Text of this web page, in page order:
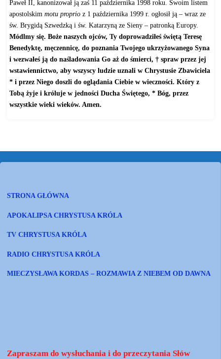
Paweł II, kanonizował ją zaś 11 października 1998 roku. Swoim listem
apostolskim motu proprioz 1 października 1999 r. ogłosił ją – wraz ze
św. Brygidą Szwedzką i św. Katarzyną ze Sieny – patronką Europy.
Módlmy się. Boże naszych ojców, Ty doprowadziłeś świętą Teresę
Benedyktę, męczennicę, do poznania Twojego ukrzyżowanego Syna
i wezwałeś ją do naśladowania Go aż do śmierci, † spraw przez jej
wstawiennictwo, aby wszyscy ludzie uznali w Chrystusie Zbawiciela
* i przez Niego doszli do oglądania Ciebie w wieczności. Który z
Tobą żyje i króluje w jedności Ducha Świętego, * Bóg, przez
wszystkie wieki wieków. Amen.
STRONA GŁÓWNA
APOKALIPSA CHRYSTUSA KRÓLA
TV CHRYSTUSA KRÓLA
RADIO CHRYSTUSA KRÓLA
MIECZYSŁAWA KORDAS – ROZMAWIA Z NIEBEM OD DAWNA
Zapraszam do wysłuchania i do przeczytania Słów